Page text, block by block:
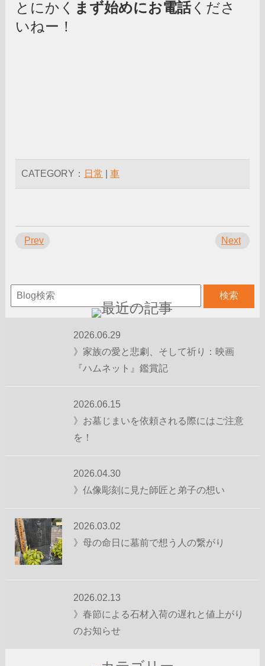
とにかく まず始めにお電話くださ
いねー！
CATEGORY： 日常 |車
Prev Next
2026.06.29
》家族の愛と悲劇、そして祈り：映画
『ハムネット』鑑賞記
2026.06.15
》お墓じまいを依頼される際にはご注意
を！
2026.04.30
》仏像彫刻に見た師匠と弟子の想い
2026.03.02
》母の命日に墓前で想う人の繋がり
2026.02.13
》春節による石材入荷の遅れと値上がり
のお知らせ